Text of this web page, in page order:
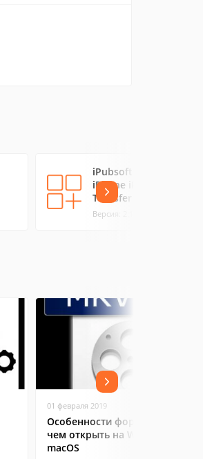
iPubsoft iPad
iPhone iPod to Mac
Transfer
Версия: 2.1.34 (7.18 МБ)
01 февраля 2019
Особенности формата MKV:
чем открыть на Windows и
macOS